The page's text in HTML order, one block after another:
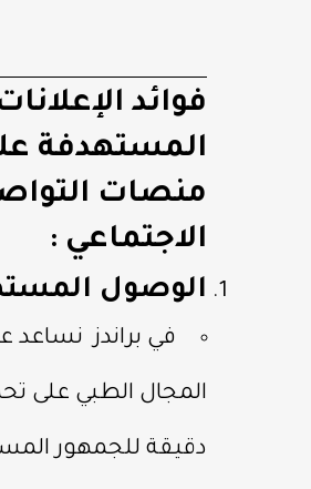
فوائد
المستهدفة
منصات
الاجتماعي :
الوصول
في براندز نساعد
المجال الطبي على
دقيقة للجمهور